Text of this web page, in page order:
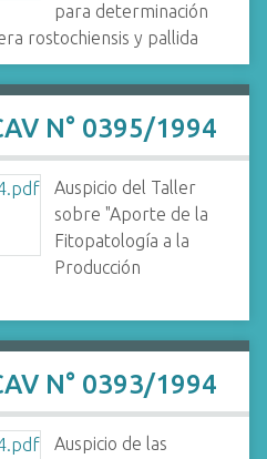
para determinación
rostochiensis y pallida
N° 0395/1994
Auspicio del Taller
sobre "Aporte de la
Fitopatología a la
Producción
N° 0393/1994
Auspicio de las